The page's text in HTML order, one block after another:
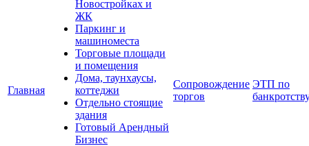
Главная
Новостройках и
ЖК
Паркинг и
машиноместа
Торговые площади
и помещения
Дома, таунхаусы,
коттеджи
Отдельно стоящие
здания
Готовый Арендный
Бизнес
Сопровождение
торгов
ЭТП по